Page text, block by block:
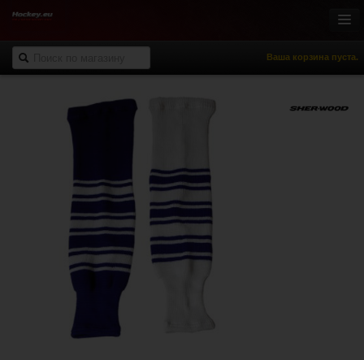
Ваша корзина пуста.
Онлайн-магазин
Хоккей с шайбой
Роллер-хоккей
Спорт и отдых
НХЛ Фан-зона
% Распродажа